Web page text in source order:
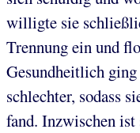
willigte sie
Trennung ein und
Gesundheitlich
schlechter, sodass
fand. Inzwischen